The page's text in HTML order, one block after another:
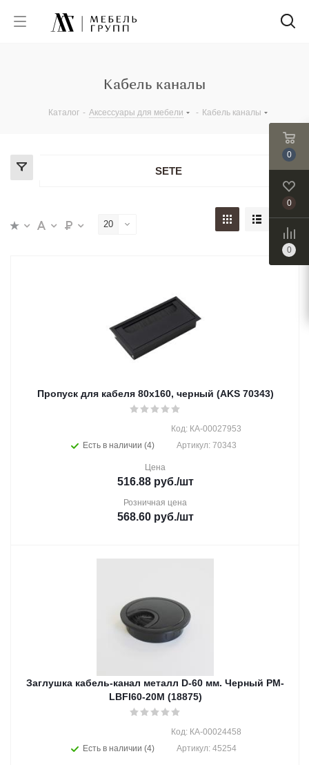
Кабель каналы
Каталог - Аксессуары для мебели - Кабель каналы
SETE
20
Пропуск для кабеля 80х160, черный (AKS 70343)
Есть в наличии (4)
Код: КА-00027953
Артикул: 70343
Цена
516.88руб./шт
Розничная цена
568.60руб./шт
Заглушка кабель-канал металл D-60 мм. Черный PM-
LBFI60-20M (18875)
Есть в наличии (4)
Код: КА-00024458
Артикул: 45254
0
0
0